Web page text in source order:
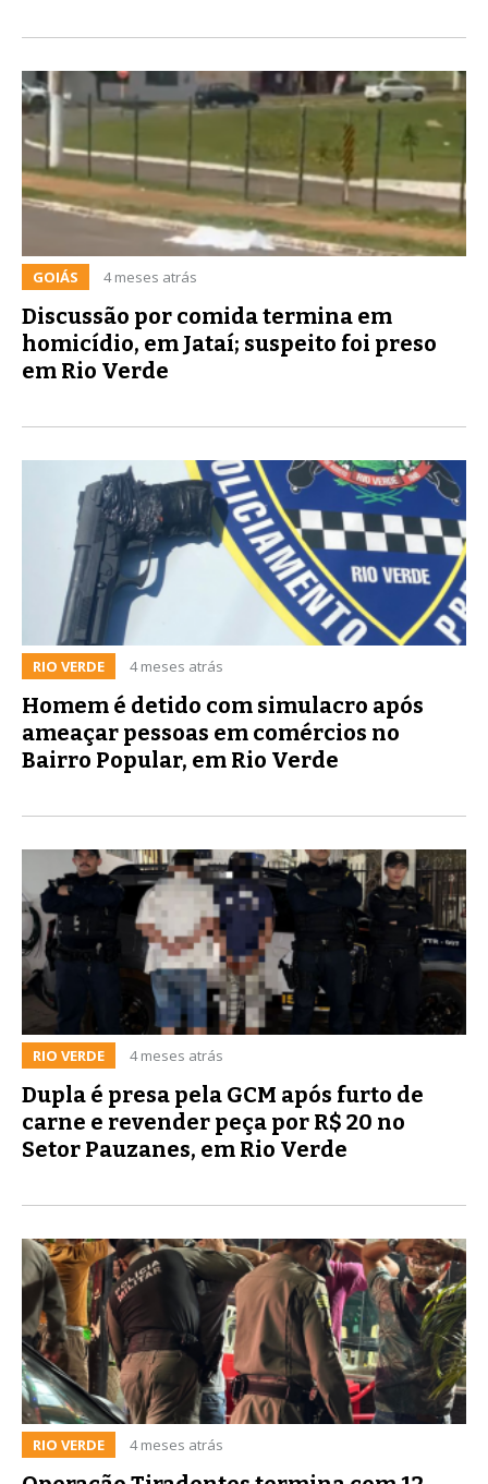
GOIÁS 4 meses atrás
Discussão por comida termina em
homicídio, em Jataí; suspeito foi preso
em Rio Verde
RIO VERDE 4 meses atrás
Homem é detido com simulacro após
ameaçar pessoas em comércios no
Bairro Popular, em Rio Verde
RIO VERDE 4 meses atrás
Dupla é presa pela GCM após furto de
carne e revender peça por R$ 20 no
Setor Pauzanes, em Rio Verde
RIO VERDE 4 meses atrás